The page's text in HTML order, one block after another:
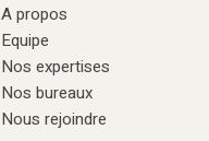
A propos
Equipe
Nos expertises
Nos bureaux
Nous rejoindre